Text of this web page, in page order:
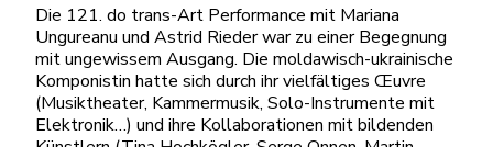
Die 121. do trans-Art Performance mit Mariana
Ungureanu und Astrid Rieder war zu einer Begegnung
mit ungewissem Ausgang. Die moldawisch-ukrainische
Komponistin hatte sich durch ihr vielfältiges Œuvre
(Musiktheater, Kammermusik, Solo-Instrumente mit
Elektronik…) und ihre Kollaborationen mit bildenden